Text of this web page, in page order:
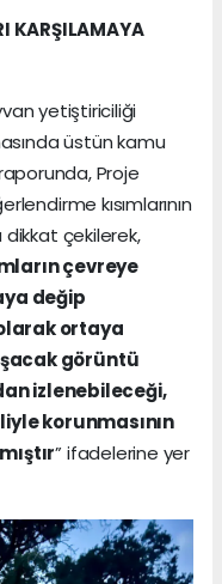
KARŞILAMAYA
yetiştiriciliği
üstün kamu
Proje
kısımlarının
çekilerek,
çevreye
değip
ortaya
görüntü
izlenebileceği,
korunmasının
” ifadelerine yer